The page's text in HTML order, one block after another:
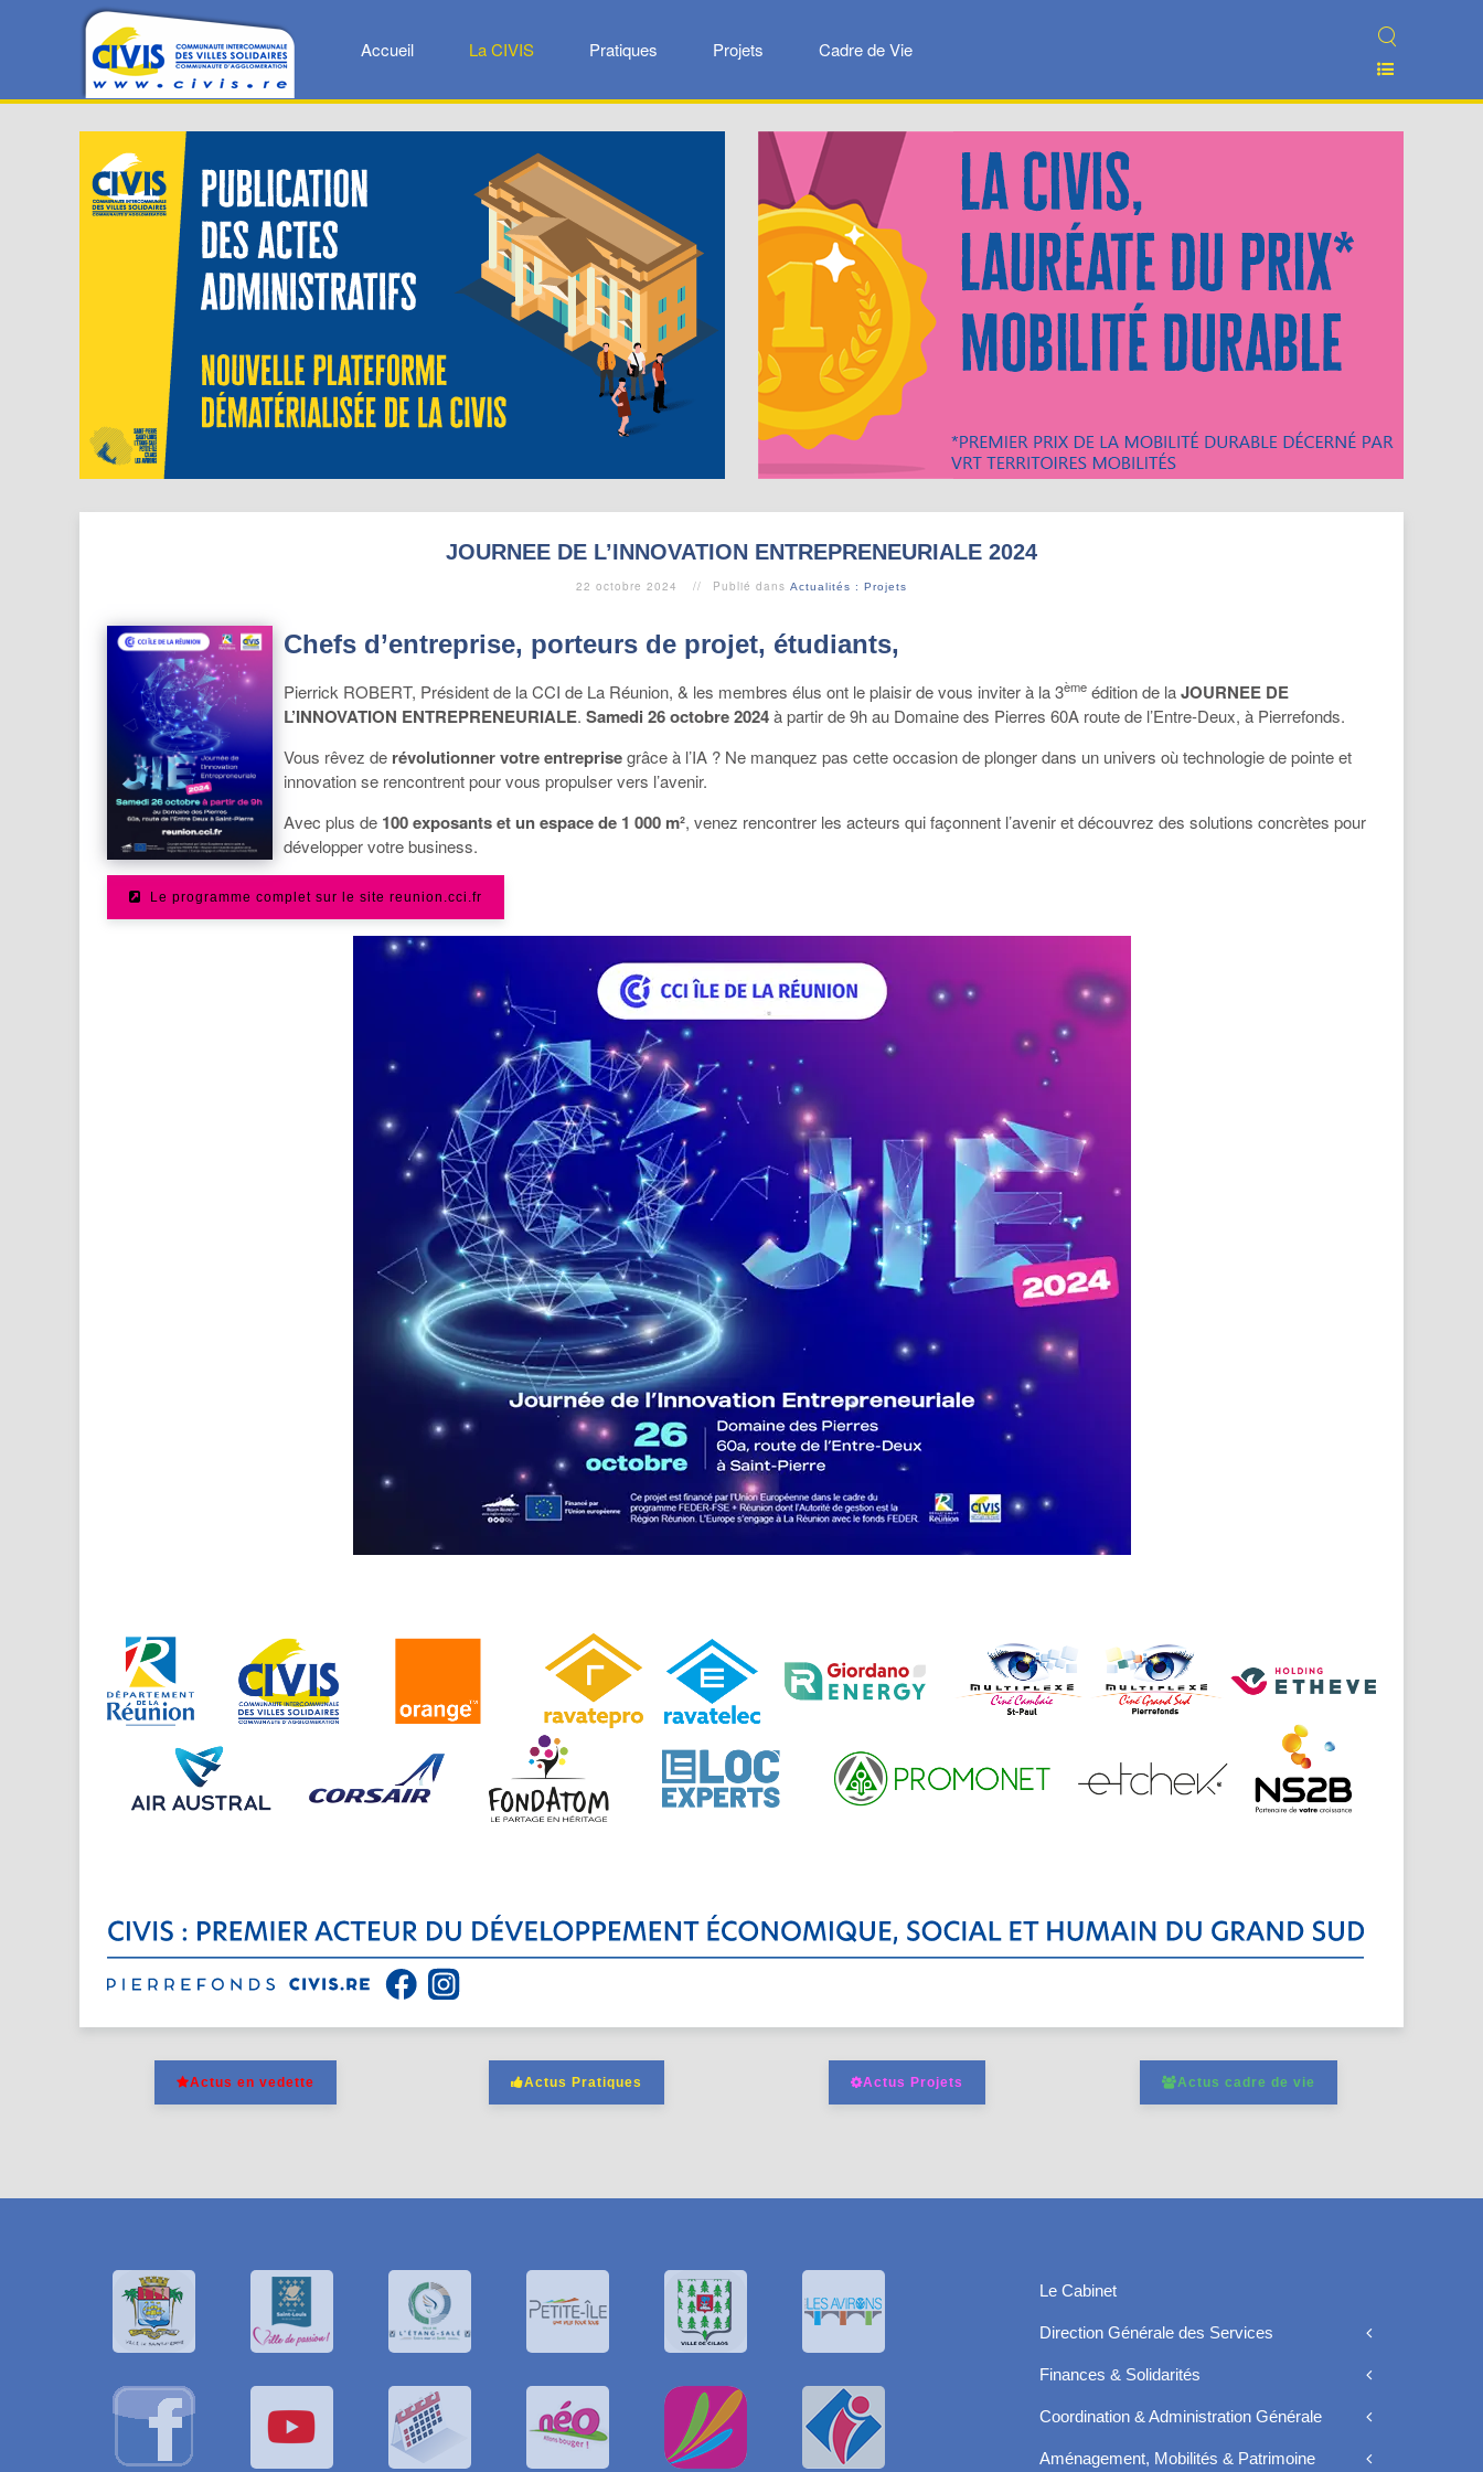
Accueil La CIVIS Pratiques Projets Cadre de Vie
JOURNEE DE L’INNOVATION ENTREPRENEURIALE 2024
22 octobre 2024 Publié dans Actualités : Projets
Chefs d’entreprise, porteurs de projet, étudiants,
Pierrick ROBERT, Président de la CCI de La Réunion, & les membres élus ont le plaisir de vous inviter à la 3ème édition de laJOURNEE DE
L’INNOVATION ENTREPRENEURIALE. Samedi 26 octobre 2024à partir de 9h au Domaine des Pierres 60A route de l’Entre-Deux, à Pierrefonds.
Vous rêvez de révolutionner votre entreprisegrâce à l’IA ? Ne manquez pas cette occasion de plonger dans un univers où technologie de pointe et
innovation se rencontrent pour vous propulser vers l’avenir.
Avec plus de 100 exposants et un espace de 1 000 m², venez rencontrer les acteurs qui façonnent l’avenir et découvrez des solutions concrètes pour
développer votre business.
Le programme complet sur le site reunion.cci.fr
Actus en vedette Actus Pratiques Actus Projets Actus cadre de vie
Le Cabinet
Direction Générale des Services
Finances & Solidarités
Coordination & Administration Générale
Aménagement, Mobilités & Patrimoine